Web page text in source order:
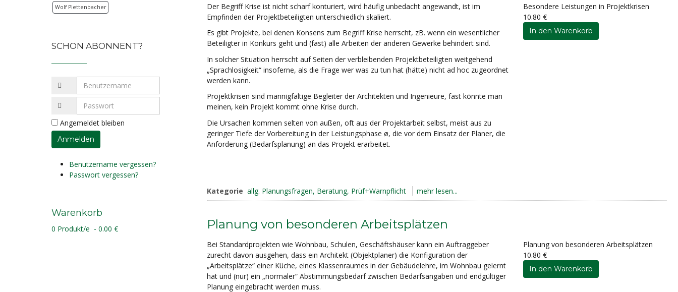
Der Begriff Krise ist nicht scharf konturiert, wird häufig unbedacht angewandt, ist im
Empfinden der Projektbeteiligten unterschiedlich skaliert.
Es gibt Projekte, bei denen Konsens zum Begriff Krise herrscht, zB. wenn ein wesentlicher
Beteiligter in Konkurs geht und (fast) alle Arbeiten der anderen Gewerke behindert sind.
In solcher Situation herrscht auf Seiten der verbleibenden Projektbeteiligten weitgehend
„Sprachlosigkeit“ insoferne, als die Frage wer was zu tun hat (hätte) nicht ad hoc zugeordnet
werden kann.
Projektkrisen sind mannigfaltige Begleiter der Architekten und Ingenieure, fast könnte man
meinen, kein Projekt kommt ohne Krise durch.
Die Ursachen kommen selten von außen, oft aus der Projektarbeit selbst, meist aus zu
geringer Tiefe der Vorbereitung in der Leistungsphase ø, die vor dem Einsatz der Planer, die
Anforderung (Bedarfsplanung) an das Projekt erarbeitet.
Besondere Leistungen in Projektkrisen
10.80 €
Kategorie allg. Planungsfragen, Beratung, Prüf+Warnpflicht mehr lesen...
Planung von besonderen Arbeitsplätzen
Bei Standardprojekten wie Wohnbau, Schulen, Geschäftshäuser kann ein Auftraggeber
zurecht davon ausgehen, dass ein Architekt (Objektplaner) die Konfiguration der
„Arbeitsplätze“ einer Küche, eines Klassenraumes in der Gebäudelehre, im Wohnbau gelernt
hat und (nur) ein „normaler“ Abstimmungsbedarf zwischen Bedarfsangaben und endgültiger
Planung eingebracht werden muss.
Planung von besonderen Arbeitsplätzen
10.80 €
Wolf Plettenbacher
SCHON ABONNENT?
Angemeldet bleiben
Benutzername vergessen?
Passwort vergessen?
Warenkorb
0 Produkt/e - 0.00 €